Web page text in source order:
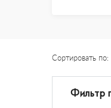
Сортировать по:
Фильтр